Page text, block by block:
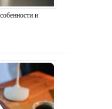
и